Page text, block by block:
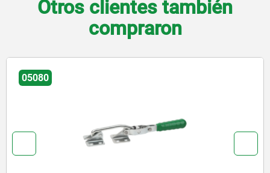
Otros clientes también
compraron
05080